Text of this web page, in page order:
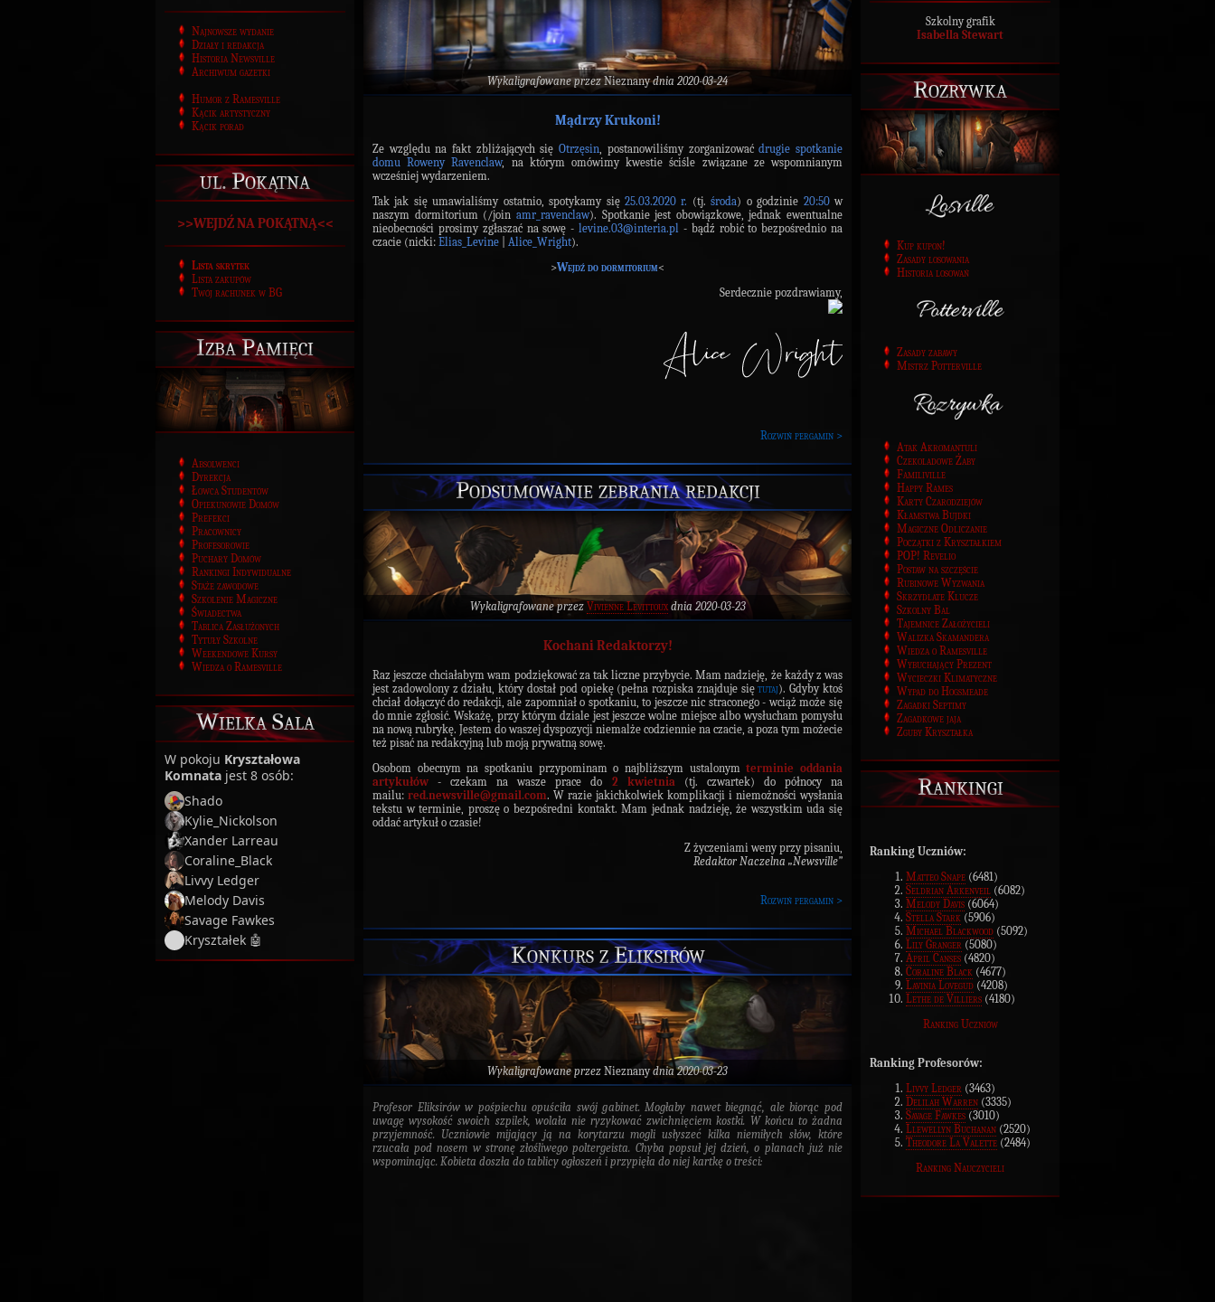
Najnowsze wydanie
Działy i redakcja
Historia Newsville
Archiwum gazetki
Humor z Ramesville
Kącik artystyczny
Kącik porad
ul. Pokątna
>>WEJDŹ NA POKĄTNĄ<<
Lista skrytek
Lista zakupów
Twój rachunek w BG
Izba Pamięci
Absolwenci
Dyrekcja
Łowca Studentów
Opiekunowie Domów
Prefekci
Pracownicy
Profesorowie
Puchary Domów
Rankingi Indywidualne
Staże zawodowe
Szkolenie Magiczne
Świadectwa
Tablica Zasłużonych
Tytuły Szkolne
Weekendowe Kursy
Wiedza o Ramesville
Wielka Sala
W pokoju Kryształowa
Komnata jest 8 osób:
Shado
Kylie_Nickolson
Xander Larreau
Coraline_Black
Livvy Ledger
Melody Davis
Savage Fawkes
Kryształek 🤖
Wykaligrafowane przezNieznanydnia 2020-03-24
Mądrzy Krukoni!
Ze względu na fakt zbliżających sięOtrzęsin, postanowiliśmy zorganizowaćdrugie spotkanie
domu Roweny Ravenclaw, na którym omówimy kwestie ściśle związane ze wspomnianym
wcześniej wydarzeniem.
Tak jak się umawialiśmy ostatnio, spotykamy się 25.03.2020 r. (tj.środa) o godzinie 20:50w
naszym dormitorium (/join amr_ravenclaw). Spotkanie jest obowiązkowe, jednak ewentualne
nieobecności prosimy zgłaszać na sowę - levine.03@interia.pl - bądź robić to bezpośrednio na
czacie (nicki: Elias_Levine Alice_Wright).
>Wejdź do dormitorium<
Serdecznie pozdrawiamy,
Rozwiń pergamin >
Podsumowanie zebrania redakcji
Wykaligrafowane przez Vivienne Levittouxdnia 2020-03-23
Kochani Redaktorzy!
Raz jeszcze chciałabym wam podziękować za tak liczne przybycie. Mam nadzieję, że każdy z was
jest zadowolony z działu, który dostał pod opiekę (pełna rozpiska znajduje siętutaj). Gdyby ktoś
chciał dołączyć do redakcji, ale zapomniał o spotkaniu, to jeszcze nic straconego - wciąż może się
do mnie zgłosić. Wskażę, przy którym dziale jest jeszcze wolne miejsce albo wysłucham pomysłu
na nową rubrykę. Jestem do waszej dyspozycji niemalże codziennie na czacie, a poza tym możecie
też pisać na redakcyjną lub moją prywatną sowę.
Osobom obecnym na spotkaniu przypominam o najbliższym ustalonymterminie oddania
artykułów - czekam na wasze prace do 2 kwietnia (tj. czwartek) do północy na
mailu: red.newsville@gmail.com. W razie jakichkolwiek komplikacji i niemożności wysłania
tekstu w terminie, proszę o bezpośredni kontakt. Mam jednak nadzieję, że wszystkim uda się
oddać artykuł o czasie!
Z życzeniami weny przy pisaniu,
Redaktor Naczelna „Newsville”
Rozwiń pergamin >
Konkurs z Eliksirów
Wykaligrafowane przez Nieznanydnia 2020-03-23
Profesor Eliksirów w pośpiechu opuściła swój gabinet. Mogłaby nawet biegnąć, ale biorąc pod
uwagę wysokość swoich szpilek, wolała nie ryzykować zwichnięciem kostki. W końcu to żadna
przyjemność. Uczniowie mijający ją na korytarzu mogli usłyszeć kilka niemiłych słów, które
rzucała pod nosem w stronę złośliwego poltergeista. Chyba popsuł jej dzień, o planach już nie
wspominając. Kobieta doszła do tablicy ogłoszeń i przypięła do niej kartkę o treści:
Szkolny grafik
Isabella Stewart
Rozrywka
Kup kupon!
Zasady losowania
Historia losowań
Zasady zabawy
Mistrz Potterville
Atak Akromantuli
Czekoladowe Żaby
Familiville
Happy Rames
Karty Czarodziejów
Kłamstwa Bujdki
Magiczne Odliczanie
Początki z Kryształkiem
POP! Revelio
Postaw na szczęście
Rubinowe Wyzwania
Skrzydlate Klucze
Szkolny Bal
Tajemnice Założycieli
Walizka Skamandera
Wiedza o Ramesville
Wybuchający Prezent
Wycieczki Klimatyczne
Wypad do Hogsmeade
Zagadki Septimy
Zagadkowe jaja
Zguby Kryształka
Rankingi
Ranking Uczniów:
Matteo Snape (6481)
Seldrian Arkenveil (6082)
Melody Davis (6064)
Stella Stark (5906)
Michael Blackwood (5092)
Lily Granger (5080)
April Canses (4820)
Coraline Black (4677)
Lavinia Lovegud (4208)
Lethe de Villiers (4180)
Ranking Uczniów
Ranking Profesorów:
Livvy Ledger (3463)
Delilah Warren (3335)
Savage Fawkes (3010)
Llewellyn Buchanan (2520)
Theodore La Valette (2484)
Ranking Nauczycieli